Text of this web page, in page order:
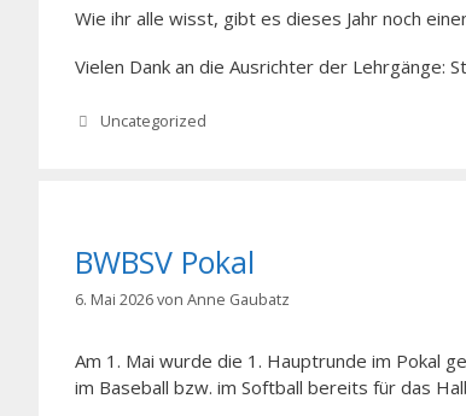
Wie ihr alle wisst, gibt es dieses Jahr noch
Vielen Dank an die Ausrichter der Lehrgänge:
Kategorien
Uncategorized
BWBSV Pokal
6. Mai 2026von Anne Gaubatz
Am 1. Mai wurde die 1. Hauptrunde im Pokal
im Baseball bzw. im Softball bereits für das